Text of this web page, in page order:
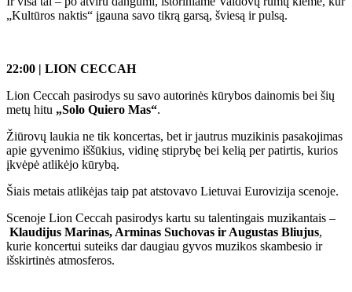
„Kultūros naktis“ įgauna savo tikrą garsą, šviesą ir pulsą.
22:00 | LION CECCAH
Lion Ceccah pasirodys su savo autorinės kūrybos dainomis bei šių
metų hitu „Solo Quiero Mas“.
Žiūrovų laukia ne tik koncertas, bet ir jautrus muzikinis pasakojimas
apie gyvenimo iššūkius, vidinę stiprybę bei kelią per patirtis, kurios
įkvėpė atlikėjo kūrybą.
Šiais metais atlikėjas taip pat atstovavo Lietuvai Eurovizija scenoje.
Scenoje Lion Ceccah pasirodys kartu su talentingais muzikantais –
Klaudijus Marinas, Arminas Suchovas ir Augustas Bliujus,
kurie koncertui suteiks dar daugiau gyvos muzikos skambesio ir
išskirtinės atmosferos.